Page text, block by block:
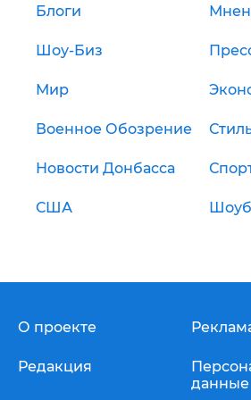
Блоги
Шоу-Биз
Мир
Военное Обозрение
Новости Донбасса
США
О проекте
Редакция
данные